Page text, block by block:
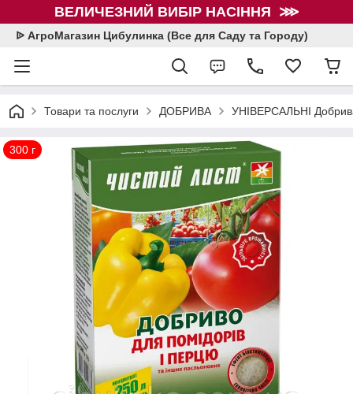
ВЕЛИЧЕЗНИЙ ВИБІР НАСІННЯ ⋙
ᐉ АгроМагазин Цибулинка (Все для Саду та Городу)
Товари та послуги ДОБРИВА УНІВЕРСАЛЬНІ
300 г